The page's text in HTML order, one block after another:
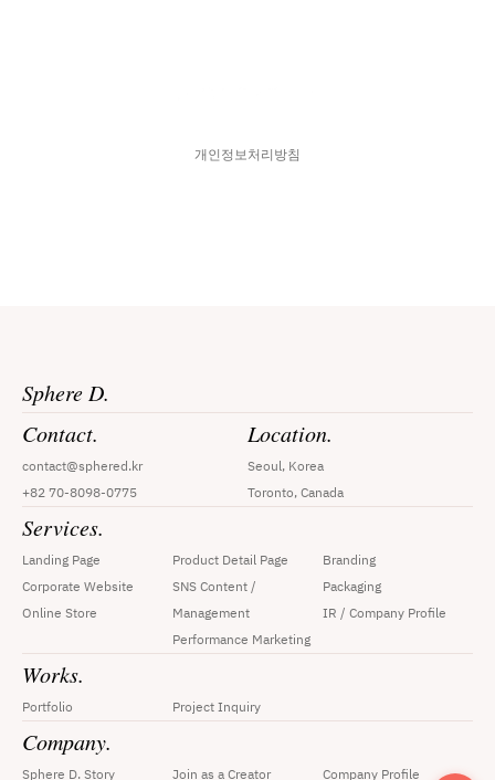
개인정보처리방침
Sphere D.
Contact.
contact@sphered.kr
+82 70-8098-0775
Location.
Seoul, Korea
Toronto, Canada
Services.
Branding
Packaging
IR / Company Profile
Landing Page
Corporate Website
Online Store
Product Detail Page
SNS Content /
Management
Performance Marketing
Works.
Portfolio Project Inquiry
Company.
Sphere D. Story Join as a Creator Company Profile